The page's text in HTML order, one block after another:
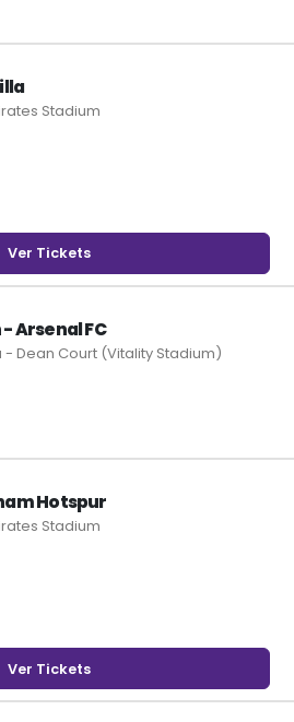
Stadium
Ver Tickets
Arsenal FC
Dean Court (Vitality Stadium)
Hotspur
Stadium
Ver Tickets